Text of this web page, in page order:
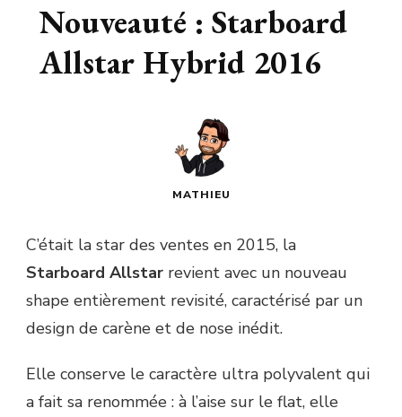
Nouveauté : Starboard
Allstar Hybrid 2016
MATHIEU
C’était la star des ventes en 2015, la
Starboard Allstar revient avec un nouveau
shape entièrement revisité, caractérisé par un
design de carène et de nose inédit.
Elle conserve le caractère ultra polyvalent qui
a fait sa renommée : à l’aise sur le flat, elle